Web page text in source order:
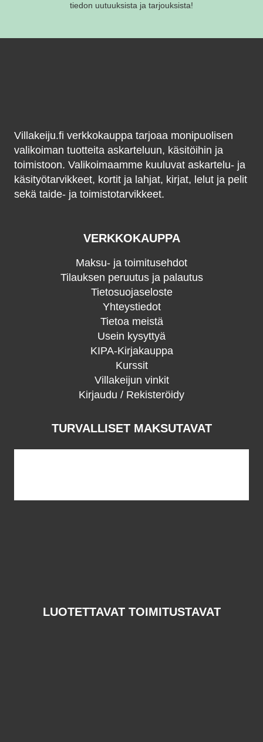
tiedon uutuuksista ja tarjouksista!
Villakeiju.fi verkkokauppa tarjoaa monipuolisen
valikoiman tuotteita askarteluun, käsitöihin ja
toimistoon. Valikoimaamme kuuluvat askartelu- ja
käsityötarvikkeet, kortit ja lahjat, kirjat, lelut ja pelit
sekä taide- ja toimistotarvikkeet.
VERKKOKAUPPA
Maksu- ja toimitusehdot
Tilauksen peruutus ja palautus
Tietosuojaseloste
Yhteystiedot
Tietoa meistä
Usein kysyttyä
KIPA-Kirjakauppa
Kurssit
Villakeijun vinkit
Kirjaudu / Rekisteröidy
TURVALLISET MAKSUTAVAT
LUOTETTAVAT TOIMITUSTAVAT